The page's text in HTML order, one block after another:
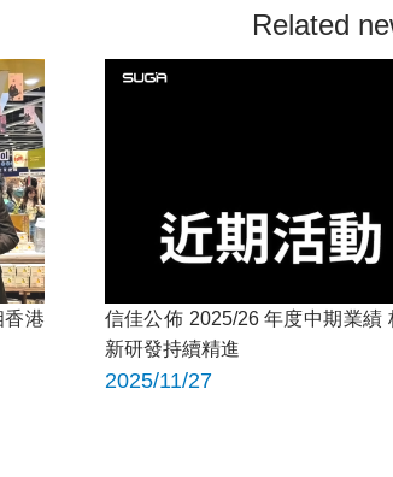
Related
香港
信佳公佈 2025/26 年度中期業績
新研發持續精進
2025/11/27